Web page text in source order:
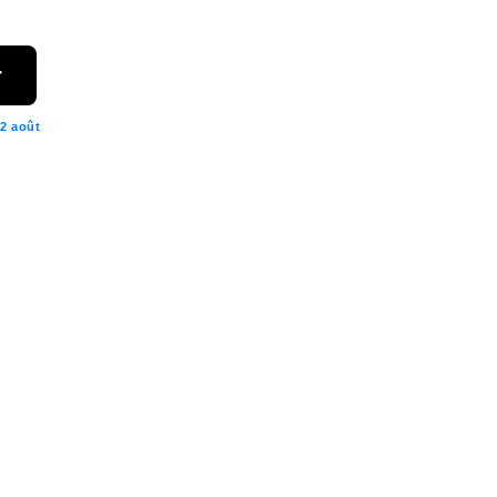
août